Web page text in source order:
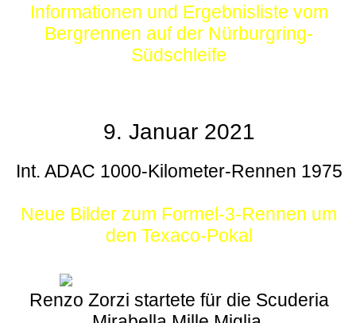
Informationen und Ergebnisliste vom
Bergrennen auf der Nürburgring-
Südschleife
9. Januar 2021
Int. ADAC 1000-Kilometer-Rennen 1975
Neue Bilder zum Formel-3-Rennen um
den Texaco-Pokal
Renzo Zorzi startete für die Scuderia